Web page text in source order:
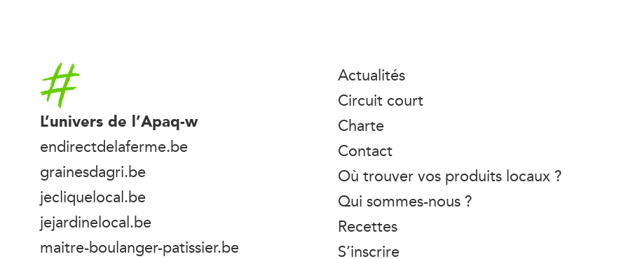
Accueil
L’univers de l’Apaq-w
endirectdelaferme.be
grainesdagri.be
jecliquelocal.be
jejardinelocal.be
maitre-boulanger-patissier.be
Actualités
Circuit court
Charte
Contact
Où trouver vos produits locaux ?
Qui sommes-nous ?
Recettes
S’inscrire